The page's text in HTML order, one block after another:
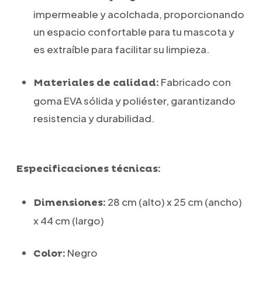
impermeable y acolchada, proporcionando
un espacio confortable para tu mascota y
es extraíble para facilitar su limpieza.
Materiales de calidad: Fabricado con
goma EVA sólida y poliéster, garantizando
resistencia y durabilidad.
Especificaciones técnicas:
Dimensiones: 28 cm (alto) x 25 cm (ancho)
x 44 cm (largo)
Color: Negro